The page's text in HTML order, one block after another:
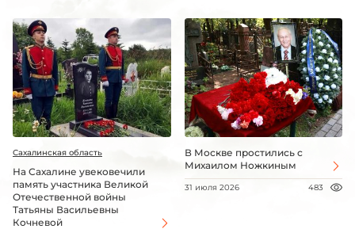
Сахалинская область
На Сахалине увековечили
память участника Великой
Отечественной войны
Татьяны Васильевны
Кочневой
В Москве простились с
Михаилом Ножкиным
31 июля 2026 483